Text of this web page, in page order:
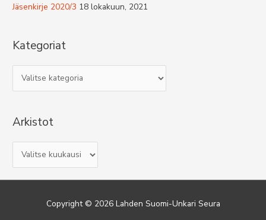
Jäsenkirje 2020/3 18 lokakuun, 2021
Kategoriat
a
e
r
Arkistot
r
k
Copyright © 2026 Lahden Suomi-Unkari Seura